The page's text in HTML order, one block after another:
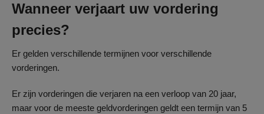
Wanneer verjaart uw vordering
precies?
Er gelden verschillende termijnen voor verschillende
vorderingen.
Er zijn vorderingen die verjaren na een verloop van 20 jaar,
maar voor de meeste geldvorderingen geldt een termijn van 5